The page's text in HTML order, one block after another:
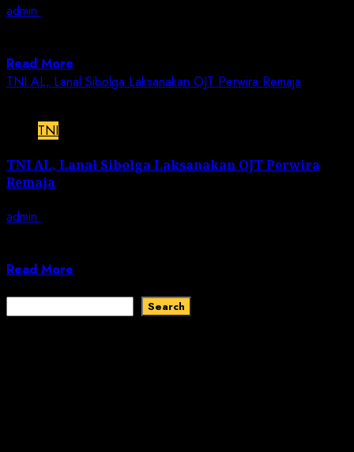
admin
Read More
TNI AL, Lanal Sibolga Laksanakan OJT Perwira Remaja
TNI
TNI AL, Lanal Sibolga Laksanakan OJT Perwira
Remaja
admin
Read More
Search